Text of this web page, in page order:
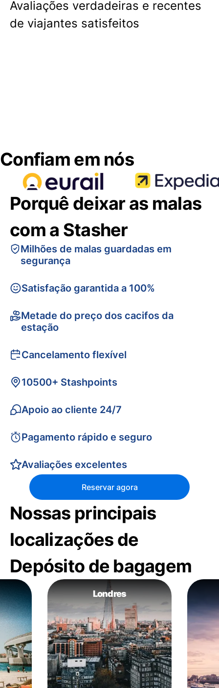
Avaliações verdadeiras e recentes
de viajantes satisfeitos
Confiam em nós
Porquê deixar as malas
com a Stasher
Milhões de malas guardadas em
segurança
Satisfação garantida a 100%
Metade do preço dos cacifos da
estação
Cancelamento flexível
10500+ Stashpoints
Apoio ao cliente 24/7
Pagamento rápido e seguro
Avaliações excelentes
Reservar agora
Nossas principais
localizações de
Depósito de bagagem
Londres